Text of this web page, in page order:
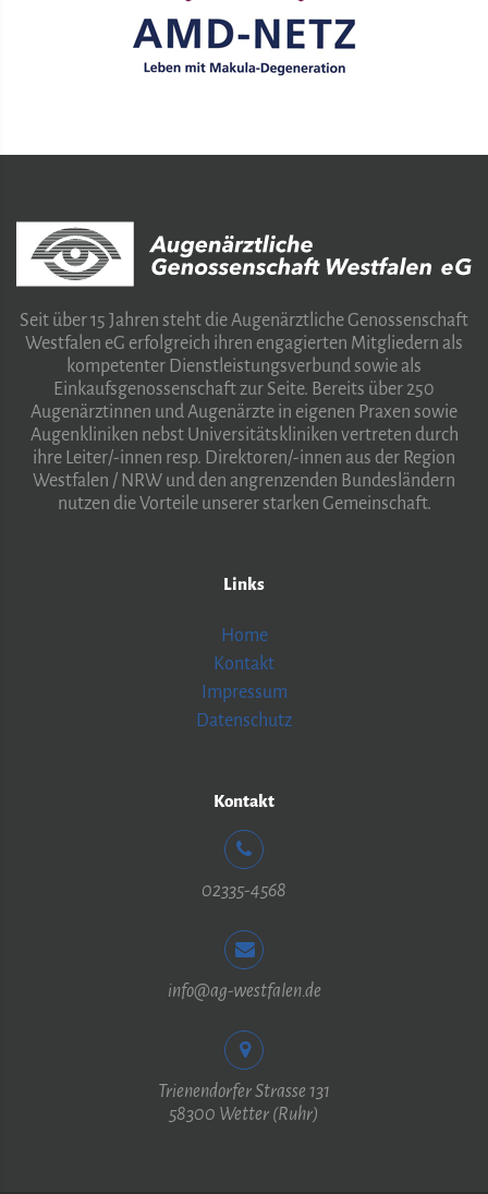
Seit über 15 Jahren steht die Augenärztliche Genossenschaft
Westfalen eG erfolgreich ihren engagierten Mitgliedern als
kompetenter Dienstleistungsverbund sowie als
Einkaufsgenossenschaft zur Seite. Bereits über 250
Augenärztinnen und Augenärzte in eigenen Praxen sowie
Augenkliniken nebst Universitätskliniken vertreten durch
ihre Leiter/-innen resp. Direktoren/-innen aus der Region
Westfalen / NRW und den angrenzenden Bundesländern
nutzen die Vorteile unserer starken Gemeinschaft.
Links
Home
Kontakt
Impressum
Datenschutz
Kontakt
02335-4568
info@ag-westfalen.de
Trienendorfer Strasse 131
58300 Wetter (Ruhr)